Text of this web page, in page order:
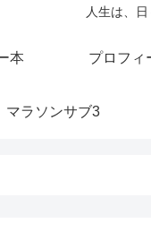
人生は、
本 プロフィ
マラソンサブ3